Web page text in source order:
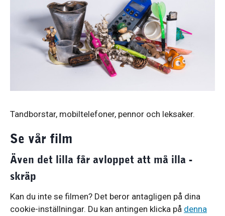
Tandborstar, mobiltelefoner, pennor och leksaker.
Se vår film
Även det lilla får avloppet att må illa -
skräp
Kan du inte se filmen? Det beror antagligen på dina
cookie-inställningar. Du kan antingen klicka på denna